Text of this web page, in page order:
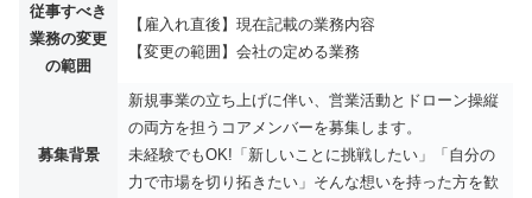
従事すべき
業務の変更
の範囲
【雇入れ直後】現在記載の業務内容
【変更の範囲】会社の定める業務
募集背景
新規事業の立ち上げに伴い、営業活動とドローン操縦
の両方を担うコアメンバーを募集します。
未経験でもOK!「新しいことに挑戦したい」「自分の
力で市場を切り拓きたい」そんな想いを持った方を歓